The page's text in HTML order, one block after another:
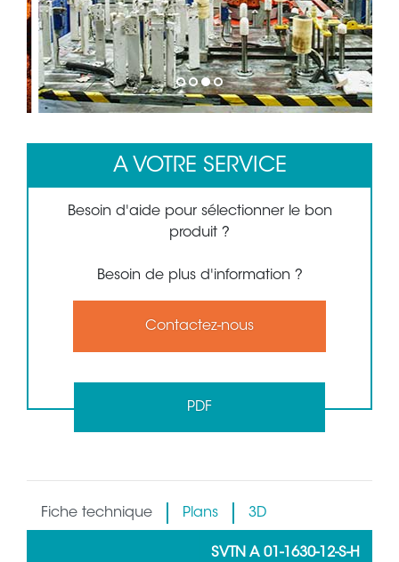
1 2 3 4
A VOTRE SERVICE
Besoin d'aide pour sélectionner le bon
produit ?
Besoin de plus d'information ?
Contactez-nous
PDF
Fiche technique Plans 3D
SVTN A 01-1630-12-S-H